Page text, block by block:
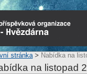
stránka> Nabídka na
na listopad